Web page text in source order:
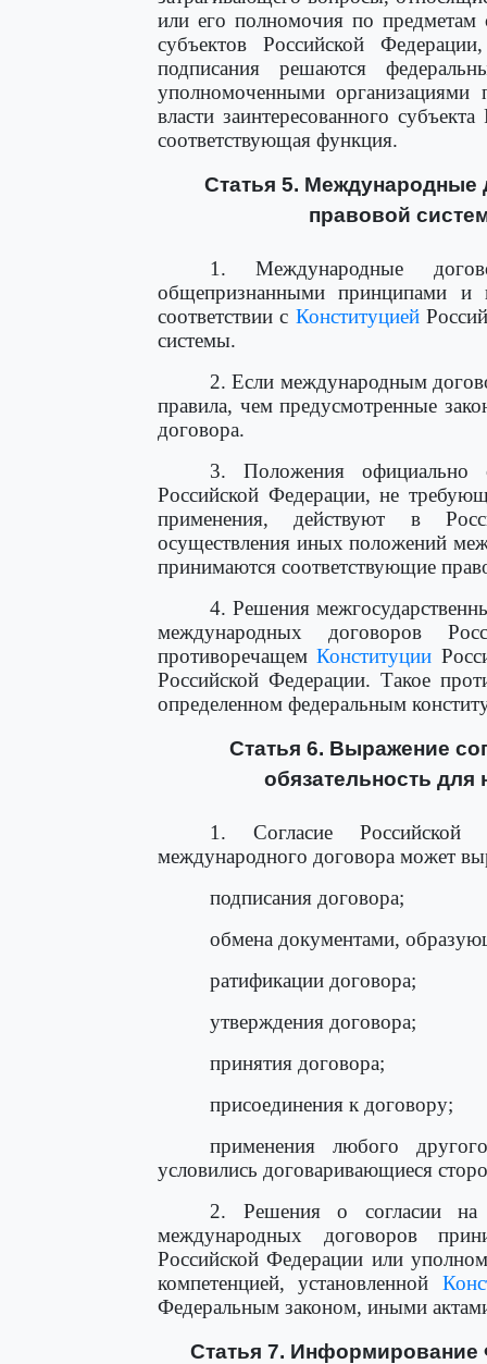
или его полномочия по предметам
субъектов Российской
подписания решаются
уполномоченными организациями
власти заинтересованного
соответствующая функция.
Статья 5.
правовой
1. Международные
общепризнанными принципами и
соответствии с Конституцией
системы.
2. Если международным
правила, чем предусмотренные
договора.
3. Положения официально
Российской Федерации, не
применения, действуют в
осуществления иных положений
принимаются соответствующие
4. Решения
международных договоров
противоречащемКонституции
Российской Федерации. Такое
определенном федеральным
Статья 6. Выражение
обязательность для
1. Согласие Российской
международного договора может
подписания договора;
обмена документами,
ратификации договора;
утверждения договора;
принятия договора;
присоединения к договору;
применения любого
условились договаривающиеся
2. Решения о согласии на
международных договоров
Российской Федерации или
компетенцией, установленной
Федеральным законом, иными
Статья 7. Информирование